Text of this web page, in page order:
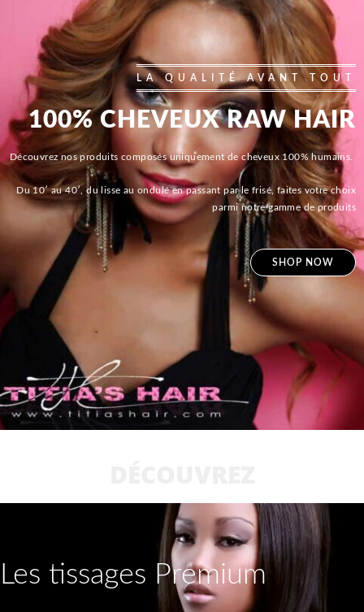
LA QUALITÉ AVANT TOUT
100% CHEVEUX RAW HAIR
Découvrez nos produits composés uniquement de cheveux 100% humains.
Du 10′ au 40′, du lisse au ondulé en passant par le frisé, faites votre choix
parmi notre gamme de produits
SHOP NOW
Les tissages Premium